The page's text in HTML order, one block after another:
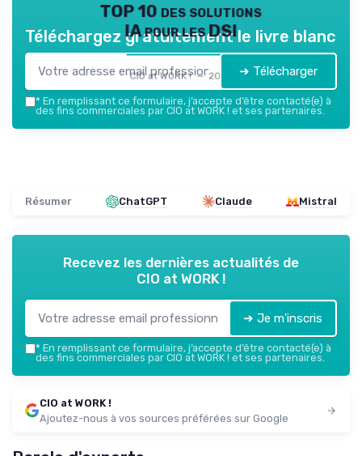
TOP 10 des solutions
IA pour les DSI
CIO at WORK ! — 2026
Téléchargez gratuitement le livre blanc
➔ Télécharger
* En remplissant ce formulaire, j’accepte d’être contacté(e) à
des fins commerciales par CIO at WORK ! et ses partenaires.
Résumer ChatGPT Claude Mistral
Recevez les dernières actualités de
CIO at WORK !
➔ Je m'inscris
* En remplissant ce formulaire, j’accepte d’être contacté(e) à
des fins commerciales par CIO at WORK ! et ses partenaires.
CIO at WORK !
Ajoutez-nous à vos sources préférées sur Google